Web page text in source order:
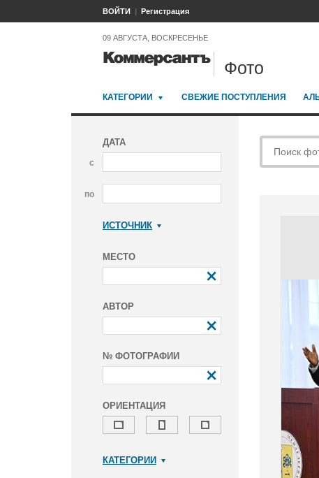
ВОЙТИ Регистрация
09 АВГУСТА, ВОСКРЕСЕНЬЕ
Фото
КАТЕГОРИИ СВЕЖИЕ ПОСТУПЛЕНИЯ
ДАТА
с
по
ИСТОЧНИК
МЕСТО
АВТОР
№ ФОТОГРАФИИ
ОРИЕНТАЦИЯ
КАТЕГОРИИ